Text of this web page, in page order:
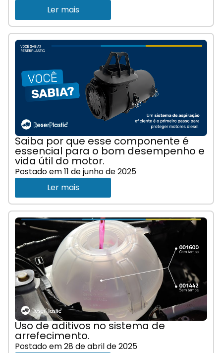
Ler mais
Saiba por que esse componente é
essencial para o bom desempenho e
vida útil do motor.
Postado em11 de junho de 2025
Ler mais
Uso de aditivos no sistema de
arrefecimento.
Postado em28 de abril de 2025